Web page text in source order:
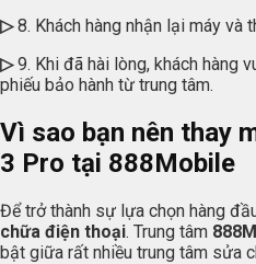
▷8. Khách hàng nhận lại máy và
▷9. Khi đã hài lòng, khách hàng
phiếu bảo hành từ trung tâm.
Vì sao bạn nên thay
3 Pro tại 888Mobile
Để trở thành sự lựa chọn hàng
chữa điện thoại. Trung tâm
bật giữa rất nhiều trung tâm sửa